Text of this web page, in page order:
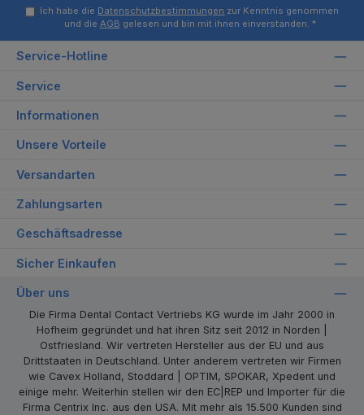
Ich habe die Datenschutzbestimmungen zur Kenntnis genommen
und die AGB gelesen und bin mit ihnen einverstanden. *
Service-Hotline
Service
Informationen
Unsere Vorteile
Versandarten
Zahlungsarten
Geschäftsadresse
Sicher Einkaufen
Über uns
Die Firma Dental Contact Vertriebs KG wurde im Jahr 2000 in
Hofheim gegründet und hat ihren Sitz seit 2012 in Norden |
Ostfriesland. Wir vertreten Hersteller aus der EU und aus
Drittstaaten in Deutschland. Unter anderem vertreten wir Firmen
wie Cavex Holland, Stoddard | OPTIM, SPOKAR, Xpedent und
einige mehr. Weiterhin stellen wir den EC|REP und Importer für die
Firma Centrix Inc. aus den USA. Mit mehr als 15.500 Kunden sind